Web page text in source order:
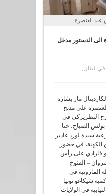
عيد العنصرة
الى الدستور مدخل
لبنان
مار بشارة
على مذبح
البطريركي في
الصياح، حنا
سيدة لورد غادير
في حضور
فارادي على رأس
– الفتوح
المارونية في
شيكاغو تونيا
في الولايات